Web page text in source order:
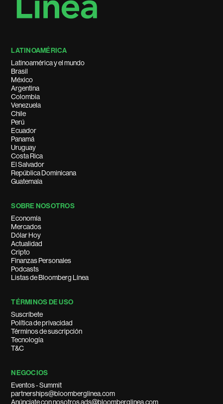
LATINOAMÉRICA
Latinoamérica y el mundo
Brasil
México
Argentina
Colombia
Venezuela
Chile
Perú
Ecuador
Panamá
Uruguay
Costa Rica
El Salvador
República Dominicana
Guatemala
SOBRE NOSOTROS
Economía
Mercados
Dólar Hoy
Actualidad
Cripto
Finanzas Personales
Podcasts
Listas de Bloomberg Línea
TÉRMINOS DE USO
Suscríbete
Política de privacidad
Términos de suscripción
Tecnología
T&C
NEGOCIOS
Eventos - Summit
partnerships@bloomberglinea.com
Anúnciate con nosotros ads@bloomberglinea.com